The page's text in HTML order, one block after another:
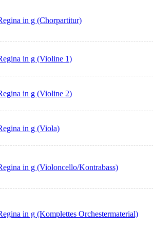
in g (Chorpartitur)
in g (Violine 1)
in g (Violine 2)
in g (Viola)
in g (Violoncello/Kontrabass)
in g (Komplettes Orchestermaterial)